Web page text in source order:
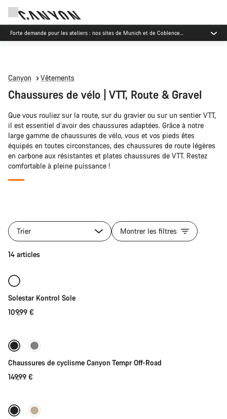
Forte demande pour les ateliers : nos sites de Munich et de Coblence
enregistrent des délais d'attente plus longs que d'habitude.
Canyon Vêtements
Chaussures de vélo | VTT, Route & Gravel
Que vous rouliez sur la route, sur du gravier ou sur un sentier VTT,
il est essentiel d’avoir des chaussures adaptées. Grâce à notre
large gamme de chaussures de vélo, vous et vos pieds êtes
équipés en toutes circonstances, des chaussures de route légères
en carbone aux résistantes et plates chaussures de VTT. Restez
comfortable à pleine puissance !
les
produits
la
Chaussures
de
vélo
|
VTT,
Gravel
Trier Montrer les filtres
14 articles
Solestar Kontrol Sole
109,99 €
Nouveau
Chaussures de cyclisme Canyon Tempr Off-Road
149,99 €
Nouveau